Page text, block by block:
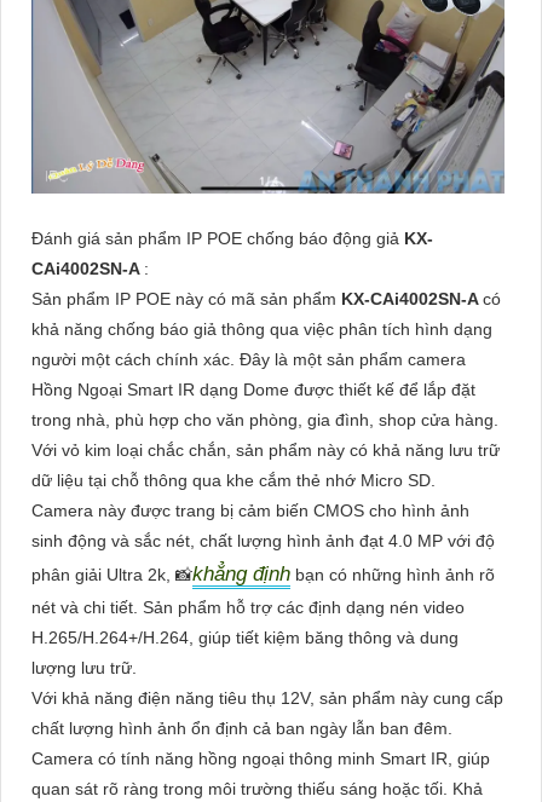
Đánh giá sản phẩm IP POE chống báo động giả KX-
CAi4002SN-A :
Sản phẩm IP POE này có mã sản phẩm KX-CAi4002SN-Acó
khả năng chống báo giả thông qua việc phân tích hình dạng
người một cách chính xác. Đây là một sản phẩm camera
Hồng Ngoại Smart IR dạng Dome được thiết kế để lắp đặt
trong nhà, phù hợp cho văn phòng, gia đình, shop cửa hàng.
Với vỏ kim loại chắc chắn, sản phẩm này có khả năng lưu trữ
dữ liệu tại chỗ thông qua khe cắm thẻ nhớ Micro SD.
Camera này được trang bị cảm biến CMOS cho hình ảnh
sinh động và sắc nét, chất lượng hình ảnh đạt 4.0 MP với độ
phân giải Ultra 2k, 📸khẳng định bạn có những hình ảnh rõ
nét và chi tiết. Sản phẩm hỗ trợ các định dạng nén video
H.265/H.264+/H.264, giúp tiết kiệm băng thông và dung
lượng lưu trữ.
Với khả năng điện năng tiêu thụ 12V, sản phẩm này cung cấp
chất lượng hình ảnh ổn định cả ban ngày lẫn ban đêm.
Camera có tính năng hồng ngoại thông minh Smart IR, giúp
quan sát rõ ràng trong môi trường thiếu sáng hoặc tối. Khả